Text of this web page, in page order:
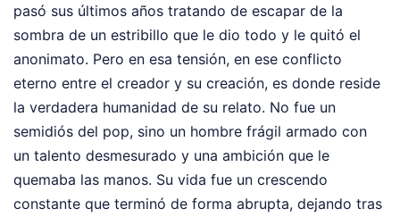
pasó sus últimos años tratando de escapar de la
sombra de un estribillo que le dio todo y le quitó el
anonimato. Pero en esa tensión, en ese conflicto
eterno entre el creador y su creación, es donde reside
la verdadera humanidad de su relato. No fue un
semidiós del pop, sino un hombre frágil armado con
un talento desmesurado y una ambición que le
quemaba las manos. Su vida fue un crescendo
constante que terminó de forma abrupta, dejando tras